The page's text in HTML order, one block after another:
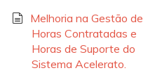
Melhoria na Gestão de
Horas Contratadas e
Horas de Suporte do
Sistema Acelerato.